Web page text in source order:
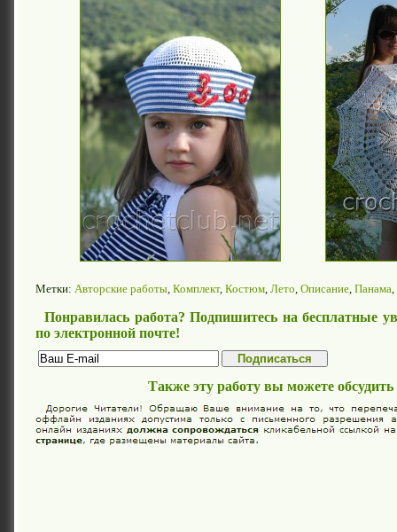
Метки: Авторские работы Комплект, Костюм Лето Описание Панама
Понравилась работа? Подпишитесь на бесплатные
по электронной почте!
Также эту работу вы можете